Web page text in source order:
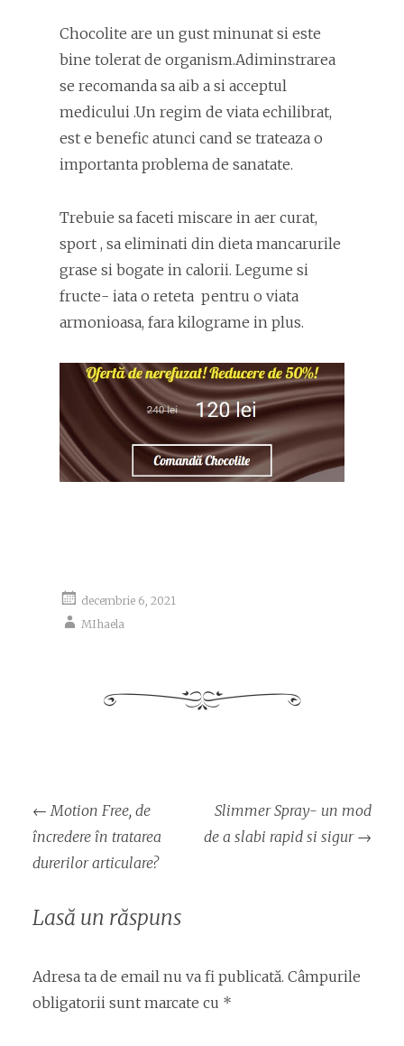
Chocolite are un gust minunat si este
bine tolerat de organism.Adiminstrarea
se recomanda sa aib a si acceptul
medicului .Un regim de viata echilibrat,
est e benefic atunci cand se trateaza o
importanta problema de sanatate.
Trebuie sa faceti miscare in aer curat,
sport , sa eliminati din dieta mancarurile
grase si bogate in calorii. Legume si
fructe- iata o reteta pentru o viata
armonioasa, fara kilograme in plus.
decembrie 6, 2021
MIhaela
Navigare
articol
← Motion Free, de
încredere în tratarea
durerilor articulare?
Slimmer Spray- un mod
de a slabi rapid si sigur →
Lasă un răspuns
Adresa ta de email nu va fi publicată. Câmpurile
obligatorii sunt marcate cu *